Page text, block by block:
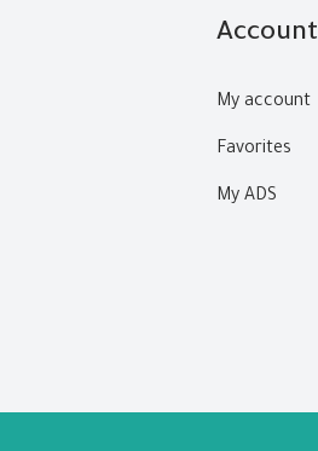
Account
My account
Favorites
My ADS